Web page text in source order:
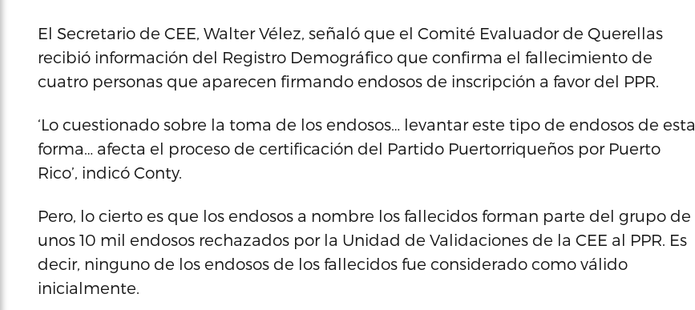
El Secretario de CEE, Walter Vélez, señaló que el Comité Evaluador de Querellas
recibió información del Registro Demográfico que confirma el fallecimiento de
cuatro personas que aparecen firmando endosos de inscripción a favor del PPR.
‘Lo cuestionado sobre la toma de los endosos… levantar este tipo de endosos de esta
forma… afecta el proceso de certificación del Partido Puertorriqueños por Puerto
Rico’, indicó Conty.
Pero, lo cierto es que los endosos a nombre los fallecidos forman parte del grupo de
unos 10 mil endosos rechazados por la Unidad de Validaciones de la CEE al PPR. Es
decir, ninguno de los endosos de los fallecidos fue considerado como válido
inicialmente.